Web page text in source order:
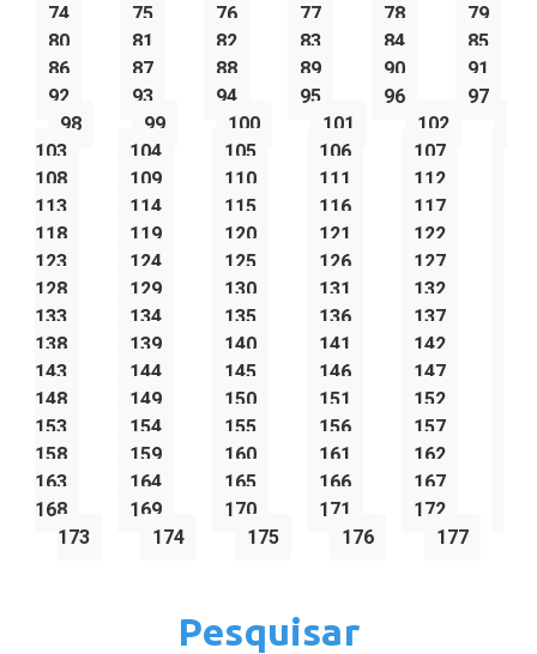
74
75 76 77 78
79
80
81 82 83 84
85
86
87 88 89 90
91
92
93 94 95 96
97
98
99 100 101
102
103
104 105 106
107
108
109 110 111
112
113
114 115 116
117
118
119 120 121
122
123
124 125 126
127
128
129 130 131
132
133
134 135 136
137
138
139 140 141
142
143
144 145 146
147
148
149 150 151
152
153
154 155 156
157
158
159 160 161
162
163
164 165 166
167
168
169 170 171
172
173
174 175 176 177
Pesquisar